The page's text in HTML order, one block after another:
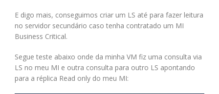
E digo mais, conseguimos criar um LS até para fazer leitura
no servidor secundário caso tenha contratado um MI
Business Critical.
Segue teste abaixo onde da minha VM fiz uma consulta via
LS no meu MI e outra consulta para outro LS apontando
para a réplica Read only do meu MI: